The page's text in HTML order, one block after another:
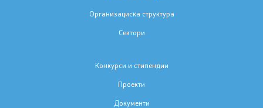
Со еден клик до сите услуги
Организациска структура
Сектори
Конкурси и стипендии
Проекти
Документи